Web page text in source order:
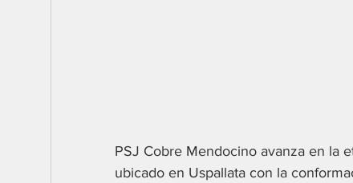
PSJ Cobre Mendocino avanza en la
ubicado en Uspallata con la